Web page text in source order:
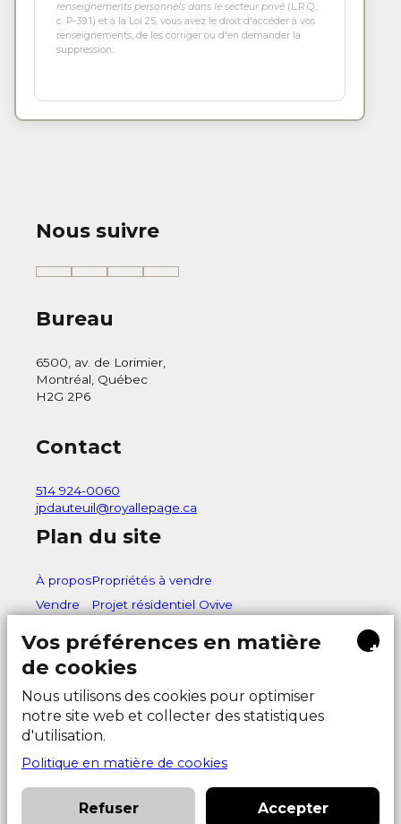
renseignements personnels dans le secteur privé (L.R.Q.,
c. P-39.1) et à la Loi 25, vous avez le droit d'accéder à vos
renseignements, de les corriger ou d'en demander la
suppression.
Plan du site
À propos
Vendre
Propriétés à vendre
Projet résidentiel Ovive
Bureau
6500, av. de Lorimier,
Montréal, Québec
H2G 2P6
Contact
514 924-0060
jpdauteuil@royallepage.ca
Nous suivre
CLÉ Immobilier
Politique de confidentialité
+
Vos préférences en matière
de cookies
Nous utilisons des cookies pour optimiser
notre site web et collecter des statistiques
d'utilisation.
Politique en matière de cookies
Refuser Accepter